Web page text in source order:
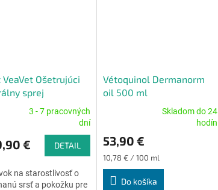
VeaVet Ošetrujúci
sprej
3 - 7 pracovných
dní
€ DETAIL
na starostlivosť o
srsť a pokožku pre
Vétoquinol Dermanorm
oil 500 ml
produktu
5,0
Skladom do 24
hodín
53,90 €
Jednotková
cena:
10,78 € / 100 ml
Do košíka